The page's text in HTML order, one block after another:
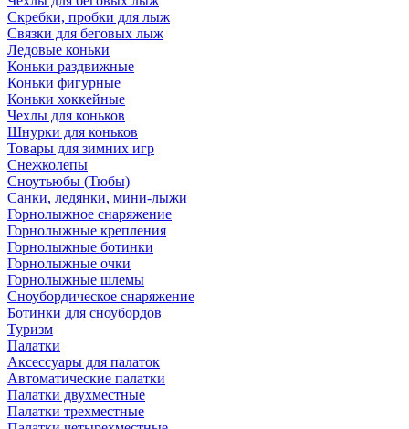
Скребки, пробки для лыж
Связки для беговых лыж
Ледовые коньки
Коньки раздвижные
Коньки фигурные
Коньки хоккейные
Чехлы для коньков
Шнурки для коньков
Товары для зимних игр
Снежколепы
Сноутьюбы (Тюбы)
Санки, ледянки, мини-лыжи
Горнолыжное снаряжение
Горнолыжные крепления
Горнолыжные ботинки
Горнолыжные очки
Горнолыжные шлемы
Сноубордическое снаряжение
Ботинки для сноубордов
Туризм
Палатки
Аксессуары для палаток
Автоматические палатки
Палатки двухместные
Палатки трехместные